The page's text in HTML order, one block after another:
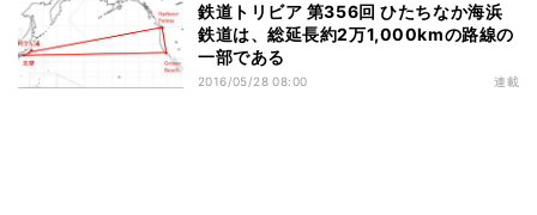
鉄道トリビア 第356回 ひたちなか海浜
鉄道は、総延長約2万1,000kmの路線の
一部である
2016/05/28 08:00 連載